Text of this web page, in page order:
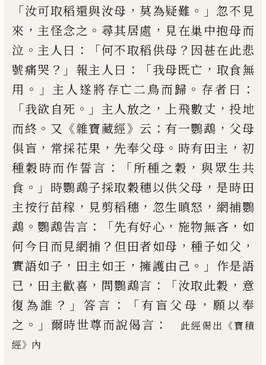
「汝可取稻還與汝母 ， 莫為疑難 。」 忽不見
來 ， 主怪念之 。 尋其居處 ， 見在巢中抱母而
泣 。 主人曰 ：「何不取稻供母 ？ 因甚在此悲
號痛哭 ？」 報主人曰 ：「我母既亡 ， 取食無
用 。」 主人遂將存亡二鳥而歸 。 存者曰 ：
「我欲自死 。」 主人放之 ， 上飛數丈 ， 投地
而終 。 又 《雜寶藏經》 云 ： 有一鸚鵡 ， 父母
俱盲 ， 常採花果 ， 先奉父母 。 時有田主 ， 初
種穀時而作誓言 ：「所種之穀 ，與眾生共
食 。」 時鸚鵡子採取穀穗以供父母 ， 是時田
主按行苗稼 ， 見剪稻穗 ， 忽生瞋怒 ， 網捕鸚
鵡 。 鸚鵡告言 ：「先有好心 ， 施物無吝 ， 如
何今日而見網捕 ？ 但田者如母 ，種子如父 ，
實語如子 ， 田主如王 ，擁護由己 。」 作是語
已 ， 田主歡喜 ， 問鸚鵡言 ：「汝取此穀 ， 意
復為誰 ？」答言 ：「有盲父母 ， 願以奉
之 。」 爾時世尊而說偈言 ： 此經偈出 《寶積
經》 內